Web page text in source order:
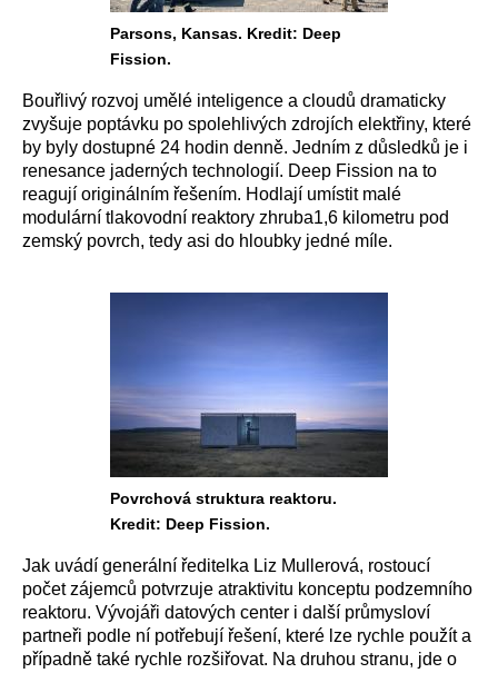
Parsons, Kansas. Kredit: Deep
Fission.
Bouřlivý rozvoj umělé inteligence a cloudů dramaticky
zvyšuje poptávku po spolehlivých zdrojích elektřiny, které
by byly dostupné 24 hodin denně. Jedním z důsledků je i
renesance jaderných technologií. Deep Fission na to
reagují originálním řešením. Hodlají umístit malé
modulární tlakovodní reaktory zhruba1,6 kilometru pod
zemský povrch, tedy asi do hloubky jedné míle.
Povrchová struktura reaktoru.
Kredit: Deep Fission.
Jak uvádí generální ředitelka Liz Mullerová, rostoucí
počet zájemců potvrzuje atraktivitu konceptu podzemního
reaktoru. Vývojáři datových center i další průmysloví
partneři podle ní potřebují řešení, které lze rychle použít a
případně také rychle rozšiřovat. Na druhou stranu, jde o